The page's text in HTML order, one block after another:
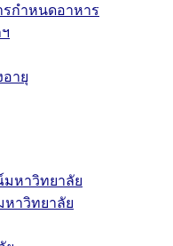
กำหนดอาหาร
ายุ
หาวิทยาลัย
าวิทยาลัย